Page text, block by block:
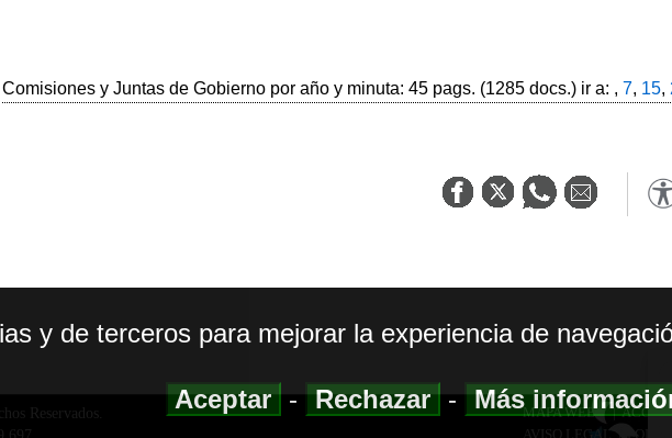
Comisiones y Juntas de Gobierno por año y minuta: 45 pags. (1285 docs.) ir a: , 7, 15,
Reservados.
MAPA WEB|
AVISO LEGAL|
y de terceros para mejorar la experiencia de
Aceptar-Rechazar-Más